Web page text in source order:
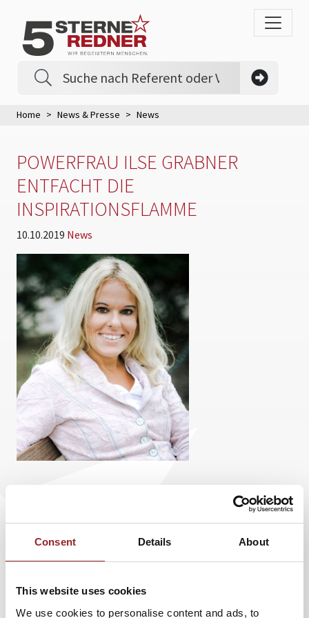
Consent Details About
This website uses cookies
We use cookies to personalise content and ads, to
Home News & Presse News
POWERFRAU ILSE GRABNER
ENTFACHT DIE
INSPIRATIONSFLAMME
10.10.2019 News
“ am 19. Oktober
im Volkshaus in Zürich entflammt 5 Sterne
Rednerin und PowerfrauIlse Grabner
Inspiration
und Motivation. Das spannende Event liefert die
persönliche Weiterentwicklung und